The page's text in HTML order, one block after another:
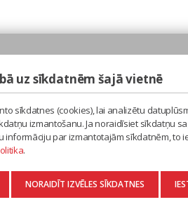
uz sīkdatnēm šajā vietnē
sīkdatnes (cookies), lai analizētu
izmantošanu. Ja noraidīsiet sīkdatņu
informāciju par izmantotajām sīkdatnēm,
.
NORAIDĪT IZVĒLES SĪKDATNES